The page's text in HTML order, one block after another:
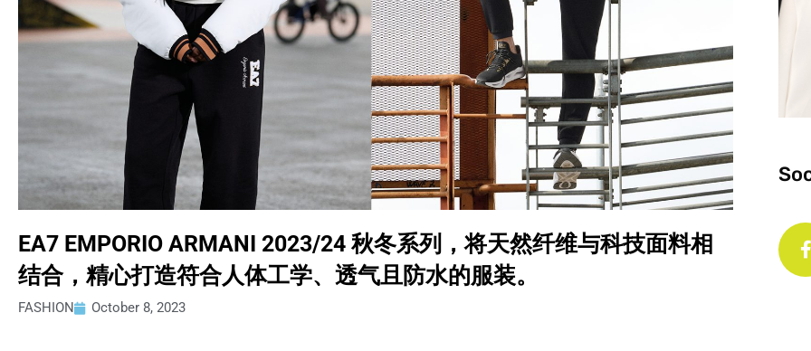
EA7 EMPORIO ARMANI 2023/24 秋冬系列，将天然纤维与科技面料相
结合，精心打造符合人体工学、透气且防水的服装。
FASHION October 8, 2023
c